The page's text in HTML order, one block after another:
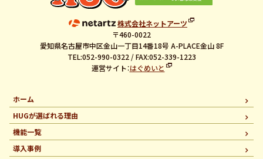
株式会社ネットアーツ
〒460-0022
愛知県名古屋市中区金山一丁目14番18号 A-PLACE金山 8F
TEL:052-990-0322 / FAX:052-339-1223
運営サイト：はぐめいと
ホーム
HUGが選ばれる理由
機能一覧
導入事例